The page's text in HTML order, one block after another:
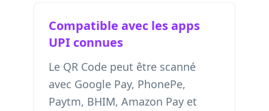
Compatible avec les apps
UPI connues
Le QR Code peut être scanné
avec Google Pay, PhonePe,
Paytm, BHIM, Amazon Pay et